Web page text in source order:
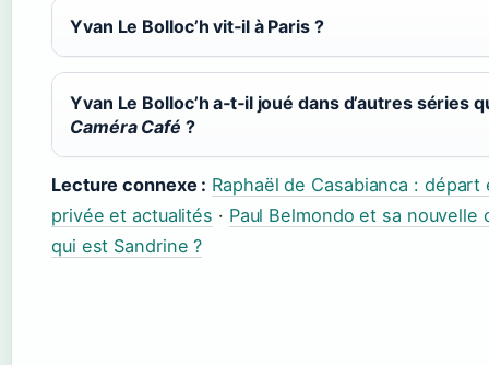
Yvan Le Bolloc’h vit‑il à Paris ?
Yvan Le Bolloc’h a‑t‑il joué dans d’autres séries
Caméra Café ?
Lecture connexe : Raphaël de Casabianca : départ
privée et actualités · Paul Belmondo et sa nouvelle
qui est Sandrine ?